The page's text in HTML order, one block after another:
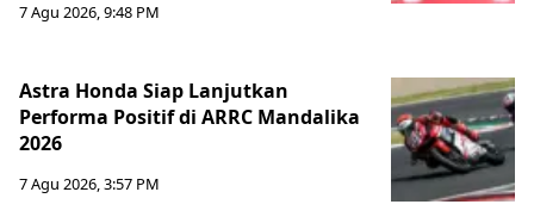
7 Agu 2026, 9:48 PM
Astra Honda Siap Lanjutkan
Performa Positif di ARRC Mandalika
2026
7 Agu 2026, 3:57 PM